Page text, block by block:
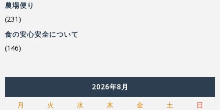
農場便り
(231)
食の安心安全について
(146)
2026年8月
月
火 水 木 金 土 日